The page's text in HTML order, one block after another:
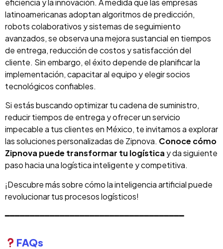
eficiencia y la innovación. A medida que las empresas
latinoamericanas adoptan algoritmos de predicción,
robots colaborativos y sistemas de seguimiento
avanzados, se observa una mejora sustancial en tiempos
de entrega, reducción de costos y satisfacción del
cliente. Sin embargo, el éxito depende de planificar la
implementación, capacitar al equipo y elegir socios
tecnológicos confiables.
Si estás buscando optimizar tu cadena de suministro,
reducir tiempos de entrega y ofrecer un servicio
impecable a tus clientes en México, te invitamos a explorar
las soluciones personalizadas de Zipnova. Conoce cómo
Zipnova puede transformar tu logística y da siguiente
paso hacia una logística inteligente y competitiva.
¡Descubre más sobre cómo la inteligencia artificial puede
revolucionar tus procesos logísticos!
━━━━━━━━━━━━━━━━━━━━━━━━━━━━━━━━━━━━
FAQs